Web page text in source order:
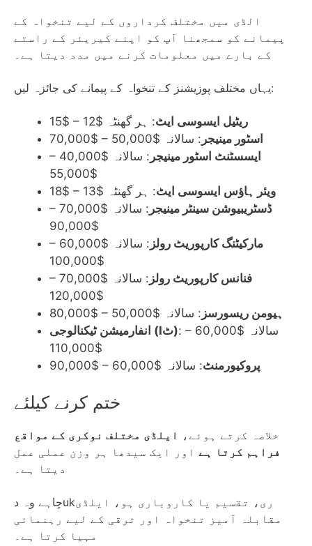
الڈی میں مختلف کرداروں کے لیے تنخواہ کے
پیمانے کو سمجھنا آپ کو اپنے کیریئر کے راستے
کے بارے میں معلومات کرنے میں مدد دیتا ہے۔
یہاں مختلف پوزیشنز کے تنخواہ کے پیمانے کی جائزہ لیں:
ریٹیل ایسوسی ایٹ: ہر گھنٹہ $12 – $15
اسٹور مینیجر : سالانہ $50,000 – $70,000
ایسسٹنٹ اسٹور مینیجر
: سالانہ $40,000 –
$55,000
ویئر ہاؤس ایسوسی ایٹ: ہر گھنٹہ $13 – $18
ڈسٹریبیوشن سینٹر مینیجر
: سالانہ $70,000 –
$90,000
مارکیٹنگ کارپوریٹ رولز
: سالانہ $60,000 –
$100,000
فنانس کارپوریٹ رولز
: سالانہ $70,000 –
$120,000
ہیومن ریسورسز : سالانہ $50,000 – $80,000
انفارمیشن ٹیکنالوجی (Iٹ): سالانہ $60,000 –
$110,000
پروکیورمنٹ: سالانہ $60,000 – $90,000
ختم کرنے کیلئے
خلاصہ کرتے ہوئے،
ایلڈی مختلف نوکری کے مواقع
فراہم کرتا ہے اور ایک سیدھا ہر وزن عملی عمل
دیتا ہے۔
چاہے وہ دukری، تقسیم یا کاروباری ہو، ایلڈی
مقابلہ آمیز تنخواہ اور ترقی کے لیے رہنمائی
مہیا کرتا ہے۔